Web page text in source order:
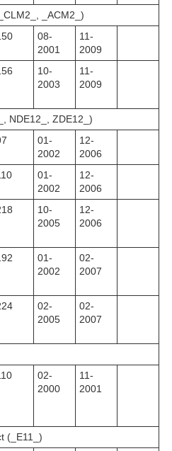
_ACM2_)
08-
2001
11-
2009
10-
2003
11-
2009
NDE12_, ZDE12_)
01-
2002
12-
2006
01-
2002
12-
2006
10-
2005
12-
2006
01-
2002
02-
2007
02-
2005
02-
2007
02-
2000
11-
2001
(_E11_)